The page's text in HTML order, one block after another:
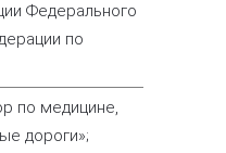
Федерального
по
по медицине,
дороги»;